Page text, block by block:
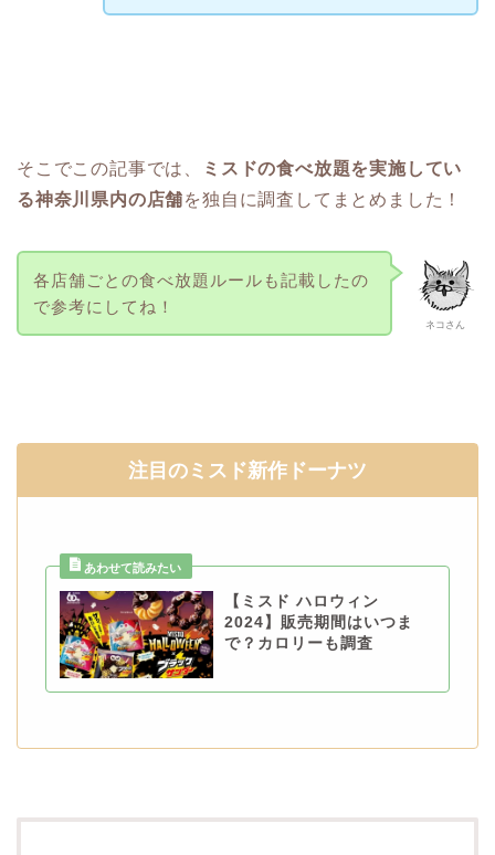
そこでこの記事では、
ミスドの食べ放題を実施してい
る神奈川県内の店舗を独自に調査してまとめました！
ネコさん
各店舗ごとの食べ放題ルールも記載したの
で参考にしてね！
注目のミスド新作ドーナツ
【ミスド ハロウィン
2024】販売期間はいつま
で？カロリーも調査